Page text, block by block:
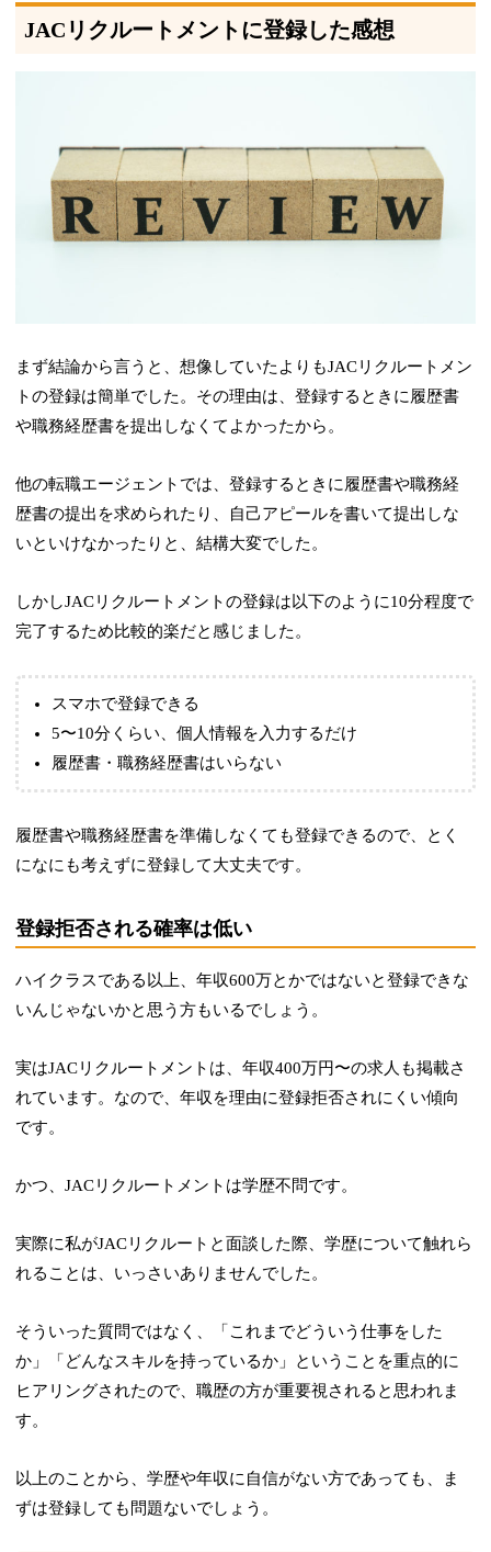
JACリクルートメントに登録した感想
まず結論から言うと、想像していたよりもJACリクルートメン
トの登録は簡単でした。その理由は、登録するときに履歴書
や職務経歴書を提出しなくてよかったから。
他の転職エージェントでは、登録するときに履歴書や職務経
歴書の提出を求められたり、自己アピールを書いて提出しな
いといけなかったりと、結構大変でした。
しかしJACリクルートメントの登録は以下のように10分程度で
完了するため比較的楽だと感じました。
スマホで登録できる
5〜10分くらい、個人情報を入力するだけ
履歴書・職務経歴書はいらない
履歴書や職務経歴書を準備しなくても登録できるので、とく
になにも考えずに登録して大丈夫です。
登録拒否される確率は低い
ハイクラスである以上、年収600万とかではないと登録できな
いんじゃないかと思う方もいるでしょう。
実はJACリクルートメントは、年収400万円〜の求人も掲載さ
れています。なので、年収を理由に登録拒否されにくい傾向
です。
かつ、JACリクルートメントは学歴不問です。
実際に私がJACリクルートと面談した際、学歴について触れら
れることは、いっさいありませんでした。
そういった質問ではなく、「これまでどういう仕事をした
か」「どんなスキルを持っているか」ということを重点的に
ヒアリングされたので、職歴の方が重要視されると思われま
す。
以上のことから、学歴や年収に自信がない方であっても、ま
ずは登録しても問題ないでしょう。